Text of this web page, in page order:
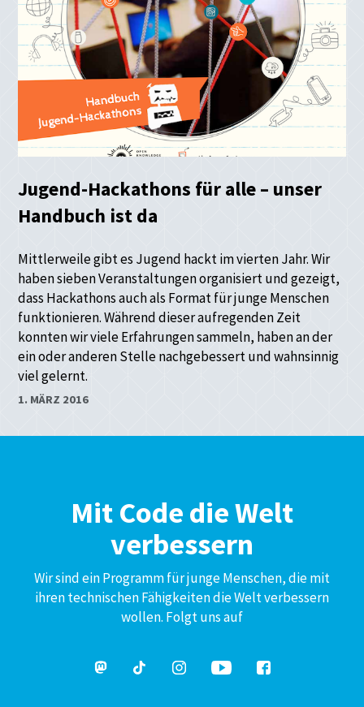
Jugend-Hackathons für alle – unser
Handbuch ist da
Mittlerweile gibt es Jugend hackt im vierten Jahr. Wir
haben sieben Veranstaltungen organisiert und gezeigt,
dass Hackathons auch als Format für junge Menschen
funktionieren. Während dieser aufregenden Zeit
konnten wir viele Erfahrungen sammeln, haben an der
ein oder anderen Stelle nachgebessert und wahnsinnig
viel gelernt.
1. MÄRZ 2016
Mit Code die Welt
verbessern
Wir sind ein Programm für junge Menschen, die mit
ihren technischen Fähigkeiten die Welt verbessern
wollen. Folgt uns auf